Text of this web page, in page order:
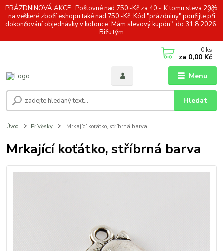
PRÁZDNINOVÁ AKCE...Poštovné nad 750,-Kč za 40,-. K tomu sleva 20%
na veškeré zboží eshopu také nad 750,-Kč. Kód "prázdniny" použijte při
dokončování objednávky v kolonce "Mám slevový kupón". do 31.8.2026.
Bižu tým
Menu
Hledat
0 ks
za 0,00 Kč
Úvod Přívěsky Mrkající koťátko, stříbrná barva
Mrkající koťátko, stříbrná barva